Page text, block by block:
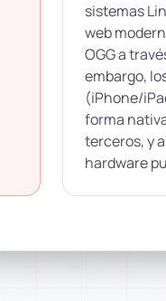
sistemas
web
OGG a
embargo,
(iPhone/
forma
terceros, y
hardware